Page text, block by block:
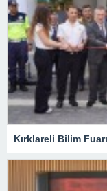
Kırklareli Bilim